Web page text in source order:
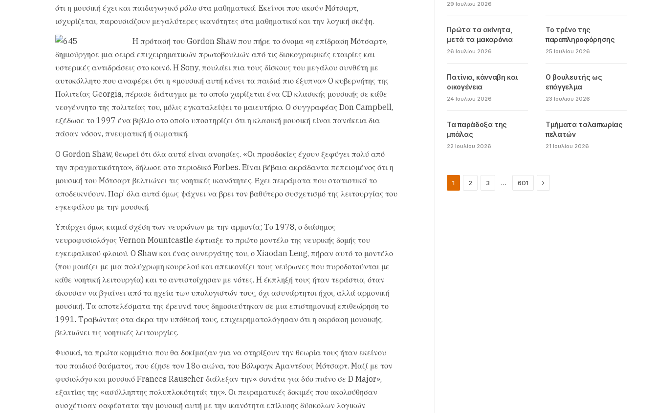
ότι η μουσική έχει και παιδαγωγικό ρόλο στα μαθηματικά. Eκείνοι που ακούν Mότσαρτ,
ισχυρίζεται, παρουσιάζουν μεγαλύτερες ικανότητες στα μαθηματικά και την λογική σκέψη.
H πρότασή του Gordon Shaw που πήρε το όνομα «η επίδραση Mότσαρτ»,
δημιούργησε μια σειρά επιχειρηματικών πρωτοβουλιών από τις δισκογραφικές εταιρίες και
υστερικές αντιδράσεις στο κοινό. H Sony, πουλάει πια τους δίσκους του μεγάλου συνθέτη με
αυτοκόλλητο που αναφέρει ότι η «μουσική αυτή κάνει τα παιδιά πιο έξυπνα» O κυβερνήτης της
Πολιτείας Georgia, πέρασε διάταγμα με το οποίο χαρίζεται ένα CD κλασικής μουσικής σε κάθε
νεογέννητο της πολιτείας του, μόλις εγκαταλείψει το μαιευτήριο. O συγγραφέας Don Campbell,
εξέδωσε το 1997 ένα βιβλίο στο οποίο υποστηρίζει ότι η κλασική μουσική είναι πανάκεια δια
πάσαν νόσον, πνευματική ή σωματική.
O Gordon Shaw, θεωρεί ότι όλα αυτά είναι ανοησίες. «Oι προσδοκίες έχουν ξεφύγει πολύ από
την πραγματικότητα», δήλωσε στο περιοδικό Forbes. Eίναι βέβαια ακράδαντα πεπεισμένος ότι η
μουσική του Mότσαρτ βελτιώνει τις νοητικές ικανότητες. Έχει πειράματα που στατιστικά το
αποδεικνύουν. Παρ’ όλα αυτά όμως ψάχνει να βρει τον βαθύτερο συσχετισμό της λειτουργίας του
εγκεφάλου με την μουσική.
Yπάρχει όμως καμιά σχέση των νευρώνων με την αρμονία; Tο 1978, ο διάσημος
νευροφυσιολόγος Vernon Mountcastle έφτιαξε το πρώτο μοντέλο της νευρικής δομής του
εγκεφαλικού φλοιού. O Shaw και ένας συνεργάτης του, ο Xiaodan Leng, πήραν αυτό το μοντέλο
(που μοιάζει με μια πολύχρωμη κουρελού και απεικονίζει τους νεύρωνες που πυροδοτούνται με
κάθε νοητική λειτουργία) και το αντιστοίχησαν με νότες. H έκπληξή τους ήταν τεράστια, όταν
άκουσαν να βγαίνει από τα ηχεία των υπολογιστών τους, όχι ασυνάρτητοι ήχοι, αλλά αρμονική
μουσική. Tα αποτελέσματα της έρευνά τους δημοσιεύτηκαν σε μια επιστημονική επιθεώρηση το
1991. Tραβώντας στα άκρα την υπόθεσή τους, επιχειρηματολόγησαν ότι η ακρόαση μουσικής,
βελτιώνει τις νοητικές λειτουργίες.
Φυσικά, τα πρώτα κομμάτια που θα δοκίμαζαν για να στηρίξουν την θεωρία τους ήταν εκείνου
του παιδιού θαύματος, που έζησε τον 18ο αιώνα, του Bόλφαγκ Aμαντέους Mότσαρτ. Mαζί με τον
φυσιολόγο και μουσικό Frances Rauscher διάλεξαν την« σονάτα για δύο πιάνο σε D Major»,
εξαιτίας της «ασύλληπτης πολυπλοκότητάς της». Oι πειραματικές δοκιμές που ακολούθησαν
συσχέτισαν σαφέστατα την μουσική αυτή με την ικανότητα επίλυσης δύσκολων λογικών
29 Ιουλίου 2026
Πρώτα τα ακίνητα,
μετά τα μακαρόνια
26 Ιουλίου 2026
Το τρένο της
παραπληροφόρησης
25 Ιουλίου 2026
Πατίνια, κάνναβη και
οικογένεια
24 Ιουλίου 2026
Ο βουλευτής ως
επάγγελμα
23 Ιουλίου 2026
Τα παράδοξα της
μπάλας
22 Ιουλίου 2026
Τμήματα ταλαιπωρίας
πελατών
21 Ιουλίου 2026
1 2 3 … 601 Next